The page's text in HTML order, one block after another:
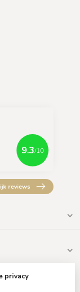
9.3/10
reviews
privacy